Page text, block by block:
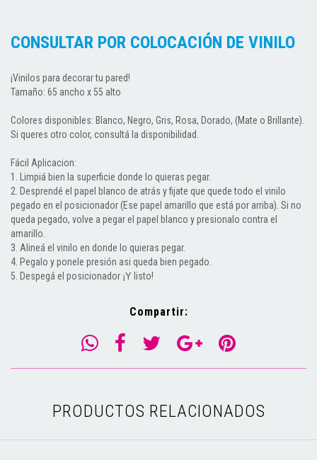
CONSULTAR POR COLOCACIÓN DE VINILO
¡Vinilos para decorar tu pared!
Tamaño: 65 ancho x 55 alto
Colores disponibles: Blanco, Negro, Gris, Rosa, Dorado, (Mate o Brillante).
Si queres otro color, consultá la disponibilidad.
Fácil Aplicacion:
1. Limpiá bien la superficie donde lo quieras pegar.
2. Desprendé el papel blanco de atrás y fijate que quede todo el vinilo
pegado en el posicionador (Ese papel amarillo que está por arriba). Si no
queda pegado, volve a pegar el papel blanco y presionalo contra el
amarillo.
3. Alineá el vinilo en donde lo quieras pegar.
4. Pegalo y ponele presión asi queda bien pegado.
5. Despegá el posicionador ¡Y listo!
Compartir:
PRODUCTOS RELACIONADOS